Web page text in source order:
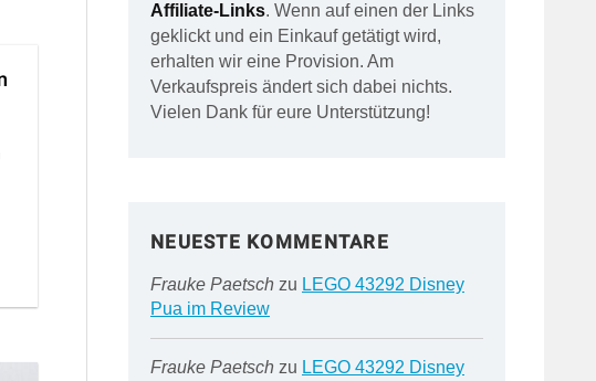
Affiliate-Links. Wenn auf einen der Links
geklickt und ein Einkauf getätigt wird,
erhalten wir eine Provision. Am
Verkaufspreis ändert sich dabei nichts.
Vielen Dank für eure Unterstützung!
NEUESTE KOMMENTARE
Frauke Paetschzu LEGO 43292 Disney
Pua im Review
Frauke Paetschzu LEGO 43292 Disney